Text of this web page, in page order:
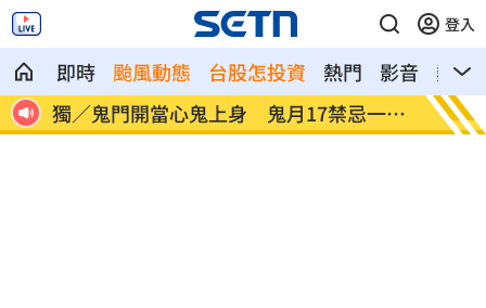
登入
即時 颱風動態 台股怎投資 熱門 影音
熱搜
板
獨／鬼門開當心鬼上身 鬼月17禁忌一次
看
鄭麗
話